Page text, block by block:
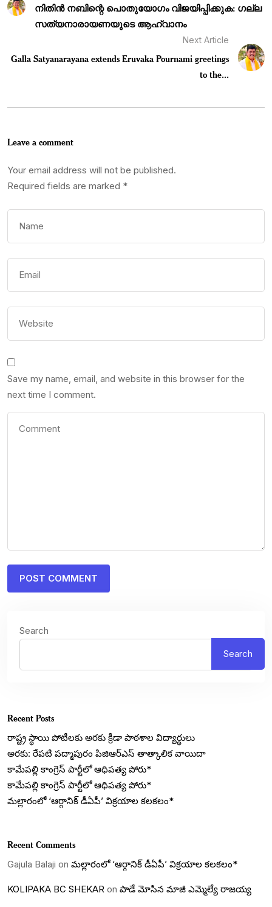
നിതിൻ നബിന്റെ പൊതുയോഗം വിജയിപ്പിക്കുക: ഗല്ല
സത്യനാരായണയുടെ ആഹ്വാനം
Next Article
Galla Satyanarayana extends Eruvaka Pournami greetings
to the...
Leave a comment
Your email address will not be published.
Required fields are marked *
Save my name, email, and website in this browser for the
next time I comment.
Search
Search
Recent Posts
రాష్ట్ర స్ధాయి పోటీలకు అరకు క్రీడా పాఠశాల విద్యార్ధులు
అరకు: రేపటి పద్మాపురం పిజిఆర్ఎస్ తాత్కాలిక వాయిదా
కామేపల్లి కాంగ్రెస్ పార్టీలో ఆధిపత్య పోరు*
కామేపల్లి కాంగ్రెస్ పార్టీలో ఆధిపత్య పోరు*
మల్లారంలో ‘ఆర్గానిక్ డీఏపీ’ విక్రయాల కలకలం*
Recent Comments
Gajula Balaji on మల్లారంలో ‘ఆర్గానిక్ డీఏపీ’ విక్రయాల కలకలం*
KOLIPAKA BC SHEKAR on పాడే మోసిన మాజీ ఎమ్మెల్యే రాజయ్య